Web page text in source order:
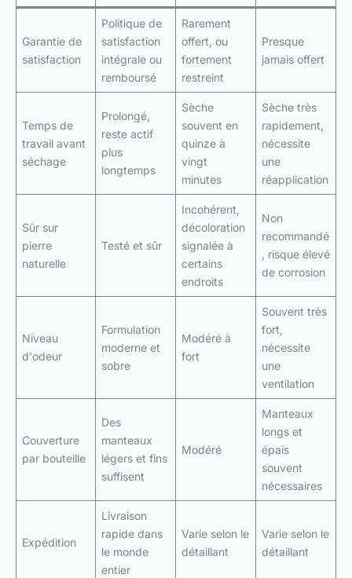
Garantie de
satisfaction
Politique de
satisfaction
intégrale ou
remboursé
Rarement
offert, ou
fortement
restreint
Presque
jamais offert
Temps de
travail avant
séchage
Prolongé,
reste actif
plus
longtemps
Sèche
souvent en
quinze à
vingt
minutes
Sèche très
rapidement,
nécessite
une
réapplication
Sûr sur
pierre
naturelle
Testé et sûr
Incohérent,
décoloration
signalée à
certains
endroits
Non
recommandé
, risque élevé
de corrosion
Niveau
d'odeur
Formulation
moderne et
sobre
Modéré à
fort
Souvent très
fort,
nécessite
une
ventilation
Couverture
par bouteille
Des
manteaux
légers et fins
suffisent
Modéré
Manteaux
longs et
épais
souvent
nécessaires
Expédition
Livraison
rapide dans
le monde
entier
Varie selon le
détaillant
Varie selon le
détaillant